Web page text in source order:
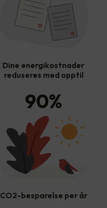
Dine energikostnader
reduseres med opptil
90%
CO2-besparelse per år